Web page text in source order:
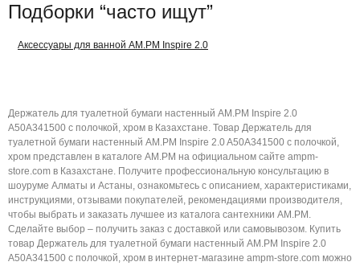
Подборки “часто ищут”
Аксессуары для ванной AM.PM Inspire 2.0
Держатель для туалетной бумаги настенный AM.PM Inspire 2.0
A50A341500 с полочкой, хром в Казахстане. Товар Держатель для
туалетной бумаги настенный AM.PM Inspire 2.0 A50A341500 с полочкой,
хром представлен в каталоге AM.PM на официальном сайте ampm-
store.com в Казахстане. Получите профессиональную консультацию в
шоуруме Алматы и Астаны, ознакомьтесь с описанием, характеристиками,
инструкциями, отзывами покупателей, рекомендациями производителя,
чтобы выбрать и заказать лучшее из каталога сантехники AM.PM.
Сделайте выбор – получить заказ с доставкой или самовывозом. Купить
товар Держатель для туалетной бумаги настенный AM.PM Inspire 2.0
A50A341500 с полочкой, хром в интернет-магазине ampm-store.com можно